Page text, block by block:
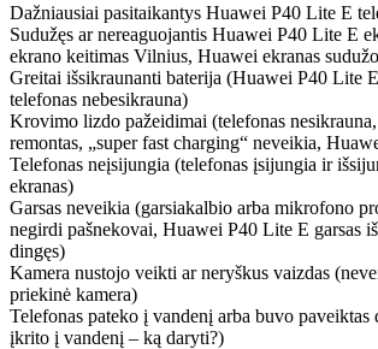
Dažniausiai pasitaikantys Huawei P40 Lite E
Sudužęs ar nereaguojantis Huawei P40 Lite E
ekrano keitimas Vilnius, Huawei ekranas
Greitai išsikraunanti baterija (Huawei P40 Lite
telefonas nebesikrauna)
Krovimo lizdo pažeidimai (telefonas
remontas, „super fast charging“ neveikia,
Telefonas neįsijungia (telefonas įsijungia ir
ekranas)
Garsas neveikia (garsiakalbio arba mikrofono
negirdi pašnekovai, Huawei P40 Lite E garsas
dingęs)
Kamera nustojo veikti ar neryškus vaizdas
priekinė kamera)
Telefonas pateko į vandenį arba buvo paveiktas
įkrito į vandenį – ką daryti?)